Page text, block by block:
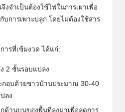
งจำเป็นต้องใช้ไฟในการเผาเพื่อ
การเพาะปลูก โดยไม่ต้องใช้สาร
ารที่เข้มงวด ได้แก่:
2 ชั้นรอบแปลง
อบด้วยชาวบ้านประมาณ 30-40
ลง
ด้านบนของพื้นที่ลงมาเพื่อลดการ